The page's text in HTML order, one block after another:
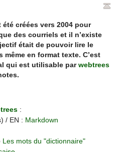
créées vers 2004 pour
des courriels et il n’existe
était de pouvoir lire le
en format texte. C’est
qui est utilisable parwebtrees
:
/ EN : Markdown
Les mots du "dictionnaire"